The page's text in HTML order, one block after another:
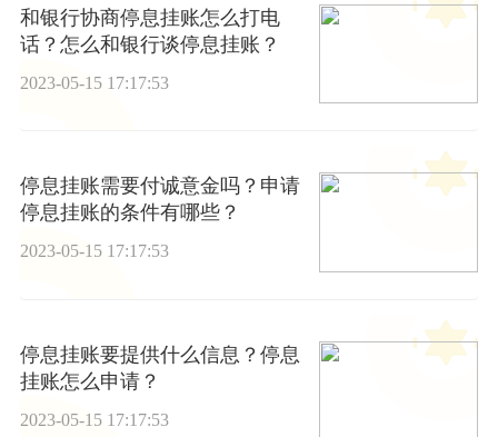
和银行协商停息挂账怎么打电
话？怎么和银行谈停息挂账？
2023-05-15 17:17:53
停息挂账需要付诚意金吗？申请
停息挂账的条件有哪些？
2023-05-15 17:17:53
停息挂账要提供什么信息？停息
挂账怎么申请？
2023-05-15 17:17:53